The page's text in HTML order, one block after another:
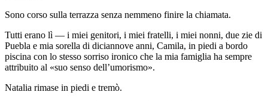
Sono corso sulla terrazza senza nemmeno finire la chiamata.
Tutti erano lì — i miei genitori, i miei fratelli, i miei nonni, due zie di
Puebla e mia sorella di diciannove anni, Camila, in piedi a bordo
piscina con lo stesso sorriso ironico che la mia famiglia ha sempre
attribuito al «suo senso dell’umorismo».
Natalia rimase in piedi e tremò.